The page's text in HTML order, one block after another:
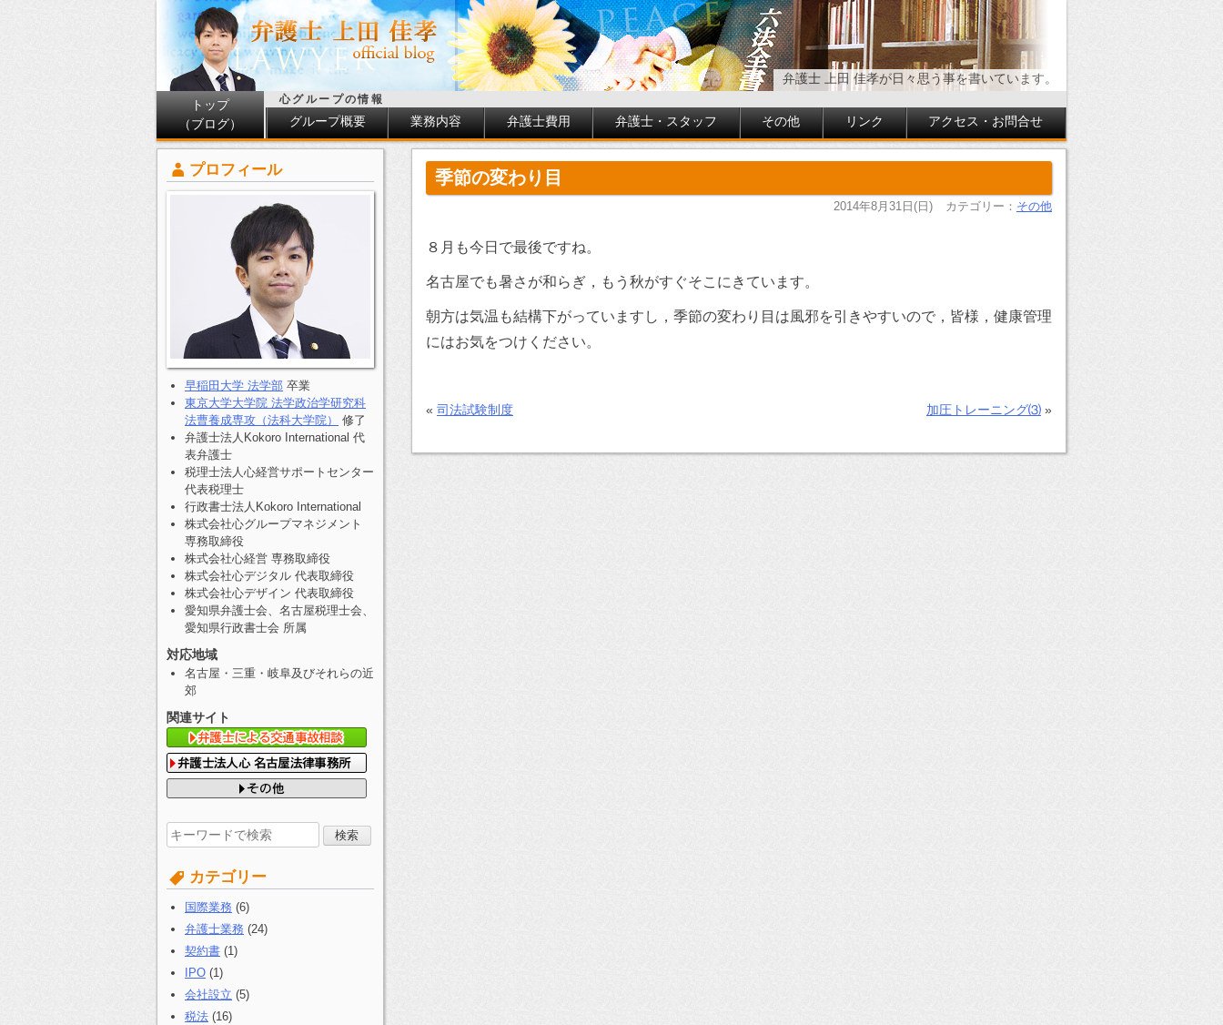
弁護士 上田 佳孝が日々思う事を書いています。
トップ
（ブログ）
心グループの情報
グループ概要 業務内容 弁護士費用 弁護士・スタッフ その他 リンク アクセス・お問合せ
季節の変わり目
2014年8月31日(日) カテゴリー： その他
８月も今日で最後ですね。
名古屋でも暑さが和らぎ，もう秋がすぐそこにきています。
朝方は気温も結構下がっていますし，季節の変わり目は風邪を引きやすいので，皆様，健康管理
にはお気をつけください。
« 司法試験制度 加圧トレーニング⑶ »
プロフィール
早稲田大学 法学部 卒業
東京大学大学院 法学政治学研究科
法曹養成専攻（法科大学院）
修了
弁護士法人Kokoro International 代
表弁護士
税理士法人心経営サポートセンター
代表税理士
行政書士法人Kokoro International
株式会社心グループマネジメント
専務取締役
株式会社心経営 専務取締役
株式会社心デジタル 代表取締役
株式会社心デザイン 代表取締役
愛知県弁護士会、名古屋税理士会、
愛知県行政書士会 所属
対応地域
名古屋・三重・岐阜及びそれらの近
郊
関連サイト
検
索
す
る:
カテゴリー
国際業務 (6)
弁護士業務 (24)
契約書 (1)
IPO (1)
会社設立 (5)
税法 (16)